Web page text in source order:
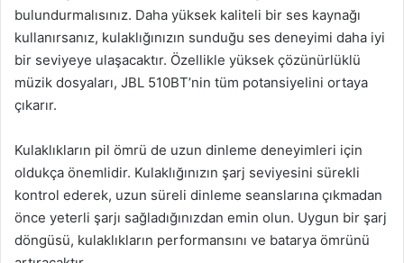
bulundurmalısınız. Daha yüksek kaliteli bir ses kaynağı
kullanırsanız, kulaklığınızın sunduğu ses deneyimi daha iyi
bir seviyeye ulaşacaktır. Özellikle yüksek çözünürlüklü
müzik dosyaları, JBL 510BT’nin tüm potansiyelini ortaya
çıkarır.
Kulaklıkların pil ömrü de uzun dinleme deneyimleri için
oldukça önemlidir. Kulaklığınızın şarj seviyesini sürekli
kontrol ederek, uzun süreli dinleme seanslarına çıkmadan
önce yeterli şarjı sağladığınızdan emin olun. Uygun bir şarj
döngüsü, kulaklıkların performansını ve batarya ömrünü